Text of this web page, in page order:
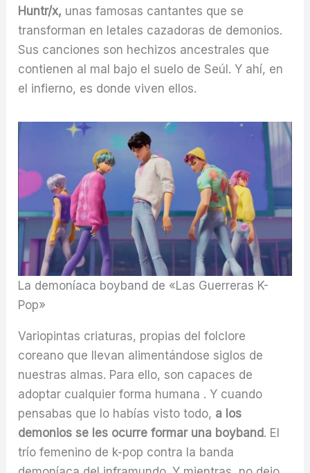
Huntr/x, unas famosas cantantes que se
transforman en letales cazadoras de demonios.
Sus canciones son hechizos ancestrales que
contienen al mal bajo el suelo de Seúl. Y ahí, en
el infierno, es donde viven ellos.
La demoníaca boyband de «Las Guerreras K-
Pop»
Variopintas criaturas, propias del folclore
coreano que llevan alimentándose siglos de
nuestras almas. Para ello, son capaces de
adoptar cualquier forma humana . Y cuando
pensabas que lo habías visto todo, a los
demonios se les ocurre formar una boyband. El
trío femenino de k-pop contra la banda